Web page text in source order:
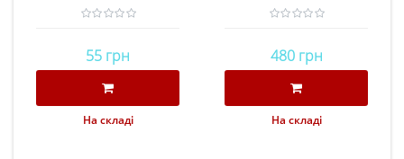
55 грн
На складі
кільце
480 грн
На складі